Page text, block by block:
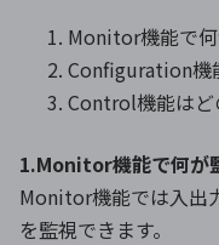
Monitor機能で
Configuration機
Control機能はど
1.Monitor機能で何が
Monitor機能では入出
を監視できます。